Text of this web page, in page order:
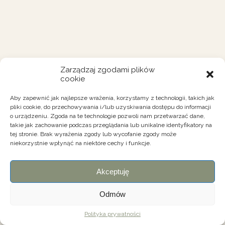
Zarządzaj zgodami plików
cookie
Aby zapewnić jak najlepsze wrażenia, korzystamy z technologii, takich jak
pliki cookie, do przechowywania i/lub uzyskiwania dostępu do informacji
o urządzeniu. Zgoda na te technologie pozwoli nam przetwarzać dane,
takie jak zachowanie podczas przeglądania lub unikalne identyfikatory na
tej stronie. Brak wyrażenia zgody lub wycofanie zgody może
niekorzystnie wpłynąć na niektóre cechy i funkcje.
Akceptuję
Odmów
Polityka prywatności